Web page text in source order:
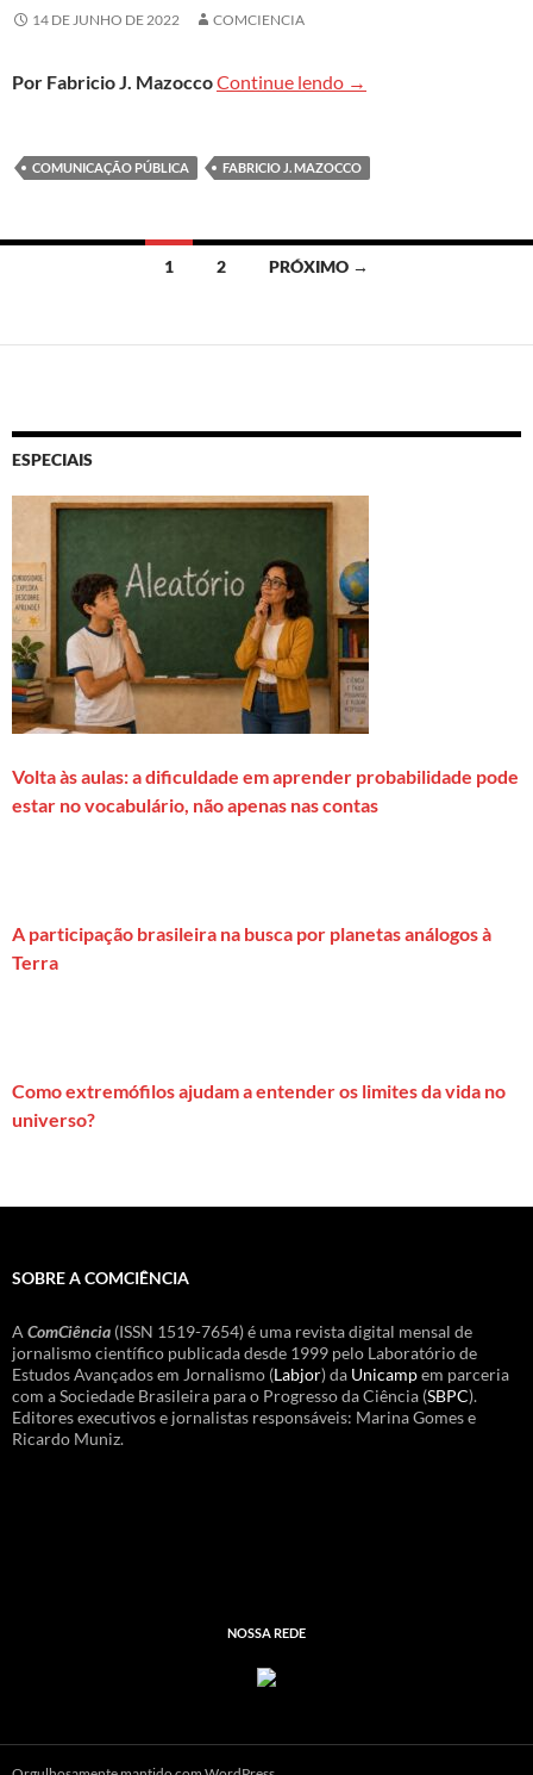
14 DE JUNHO DE 2022 COMCIENCIA
Por Fabricio J. MazoccoContinue lendo Comunicação
→
COMUNICAÇÃO PÚBLICA FABRICIO J. MAZOCCO
posts
1 2 PRÓXIMO →
ESPECIAIS
Volta às aulas: a dificuldade em aprender probabilidade pode
estar no vocabulário, não apenas nas contas
A participação brasileira na busca por planetas análogos à
Terra
Como extremófilos ajudam a entender os limites da vida no
universo?
SOBRE A COMCIÊNCIA
A ComCiência (ISSN 1519-7654) é uma revista digital mensal de
jornalismo científico publicada desde 1999 pelo Laboratório de
Estudos Avançados em Jornalismo (Labjor) da Unicampem parceria
com a Sociedade Brasileira para o Progresso da Ciência (SBPC).
Editores executivos e jornalistas responsáveis: Marina Gomes e
Ricardo Muniz.
NOSSA REDE